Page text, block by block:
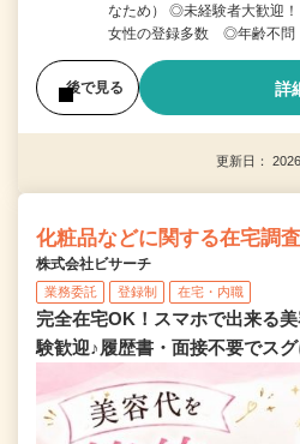
なため） ◎未経験者大歓迎
女性の登録多数 ◎年齢不問
後で見る 詳
更新日：
化粧品などに関する在宅調
株式会社ビサーチ
業務委託 登録制 在宅・内職
完全在宅OK！スマホで出来る
験歓迎♪履歴書・面接不要でス